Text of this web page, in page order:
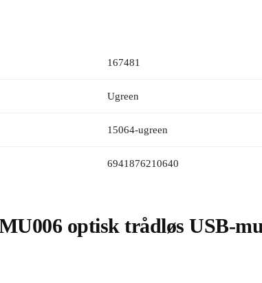
167481
Ugreen
15064-ugreen
6941876210640
optisk trådløs USB-